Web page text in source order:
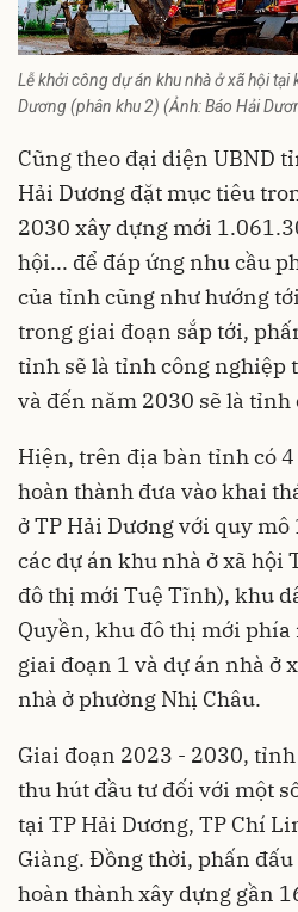
Lễ khởi công dự án khu nhà ở xã hội
Dương (phân khu 2) (Ảnh: Báo Hải
Cũng theo đại diện UBND
Hải Dương đặt mục tiêu
2030 xây dựng mới
hội... để đáp ứng nhu cầu
của tỉnh cũng như hướng
trong giai đoạn sắp tới,
tỉnh sẽ là tỉnh công nghiệp
và đến năm 2030 sẽ là
Hiện, trên địa bàn tỉnh có
hoàn thành đưa vào khai
ở TP Hải Dương với quy mô
các dự án khu nhà ở xã hội
đô thị mới Tuệ Tĩnh), khu
Quyền, khu đô thị mới phía
giai đoạn 1 và dự án nhà ở
nhà ở phường Nhị Châu.
Giai đoạn 2023 - 2030,
thu hút đầu tư đối với một
tại TP Hải Dương, TP Chí
Giàng. Đồng thời, phấn
hoàn thành xây dựng gần